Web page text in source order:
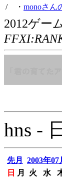
/ ・ monoさん
2012ゲー
hns -
先月 2003年07
日
月 火 水